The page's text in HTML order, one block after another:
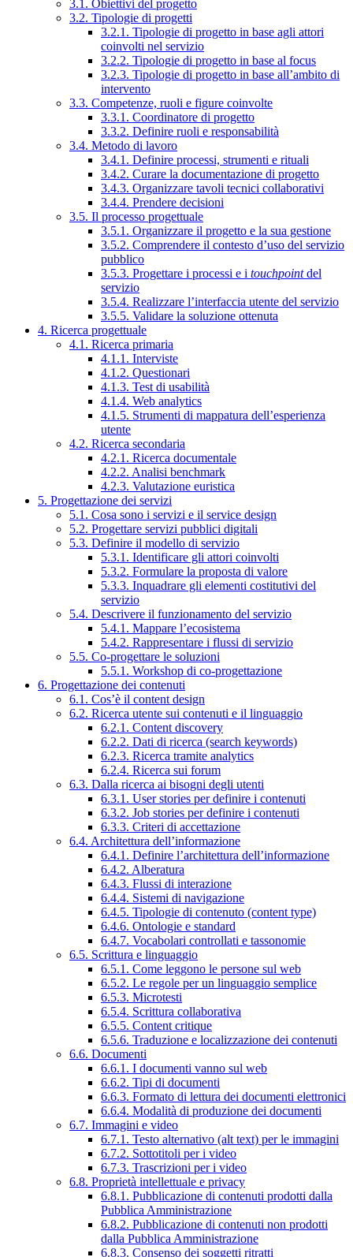
3.1. Obiettivi del progetto
3.2. Tipologie di progetti
3.2.1. Tipologie di progetto in base agli attori
coinvolti nel servizio
3.2.2. Tipologie di progetto in base al focus
3.2.3. Tipologie di progetto in base all’ambito di
intervento
3.3. Competenze, ruoli e figure coinvolte
3.3.1. Coordinatore di progetto
3.3.2. Definire ruoli e responsabilità
3.4. Metodo di lavoro
3.4.1. Definire processi, strumenti e rituali
3.4.2. Curare la documentazione di progetto
3.4.3. Organizzare tavoli tecnici collaborativi
3.4.4. Prendere decisioni
3.5. Il processo progettuale
3.5.1. Organizzare il progetto e la sua gestione
3.5.2. Comprendere il contesto d’uso del servizio
pubblico
3.5.3. Progettare i processi e i touchpointdel
servizio
3.5.4. Realizzare l’interfaccia utente del servizio
3.5.5. Validare la soluzione ottenuta
4. Ricerca progettuale
4.1. Ricerca primaria
4.1.1. Interviste
4.1.2. Questionari
4.1.3. Test di usabilità
4.1.4. Web analytics
4.1.5. Strumenti di mappatura dell’esperienza
utente
4.2. Ricerca secondaria
4.2.1. Ricerca documentale
4.2.2. Analisi benchmark
4.2.3. Valutazione euristica
5. Progettazione dei servizi
5.1. Cosa sono i servizi e il service design
5.2. Progettare servizi pubblici digitali
5.3. Definire il modello di servizio
5.3.1. Identificare gli attori coinvolti
5.3.2. Formulare la proposta di valore
5.3.3. Inquadrare gli elementi costitutivi del
servizio
5.4. Descrivere il funzionamento del servizio
5.4.1. Mappare l’ecosistema
5.4.2. Rappresentare i flussi di servizio
5.5. Co-progettare le soluzioni
5.5.1. Workshop di co-progettazione
6. Progettazione dei contenuti
6.1. Cos’è il content design
6.2. Ricerca utente sui contenuti e il linguaggio
6.2.1. Content discovery
6.2.2. Dati di ricerca (search keywords)
6.2.3. Ricerca tramite analytics
6.2.4. Ricerca sui forum
6.3. Dalla ricerca ai bisogni degli utenti
6.3.1. User stories per definire i contenuti
6.3.2. Job stories per definire i contenuti
6.3.3. Criteri di accettazione
6.4. Architettura dell’informazione
6.4.1. Definire l’architettura dell’informazione
6.4.2. Alberatura
6.4.3. Flussi di interazione
6.4.4. Sistemi di navigazione
6.4.5. Tipologie di contenuto (content type)
6.4.6. Ontologie e standard
6.4.7. Vocabolari controllati e tassonomie
6.5. Scrittura e linguaggio
6.5.1. Come leggono le persone sul web
6.5.2. Le regole per un linguaggio semplice
6.5.3. Microtesti
6.5.4. Scrittura collaborativa
6.5.5. Content critique
6.5.6. Traduzione e localizzazione dei contenuti
6.6. Documenti
6.6.1. I documenti vanno sul web
6.6.2. Tipi di documenti
6.6.3. Formato di lettura dei documenti elettronici
6.6.4. Modalità di produzione dei documenti
6.7. Immagini e video
6.7.1. Testo alternativo (alt text) per le immagini
6.7.2. Sottotitoli per i video
6.7.3. Trascrizioni per i video
6.8. Proprietà intellettuale e privacy
6.8.1. Pubblicazione di contenuti prodotti dalla
Pubblica Amministrazione
6.8.2. Pubblicazione di contenuti non prodotti
dalla Pubblica Amministrazione
6.8.3. Consenso dei soggetti ritratti